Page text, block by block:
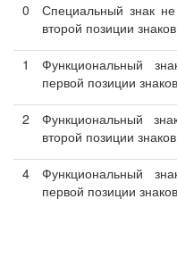
0
Специальный знак
второй позиции
1
Функциональный
первой позиции
2
Функциональный
второй позиции
4
Функциональный
первой позиции